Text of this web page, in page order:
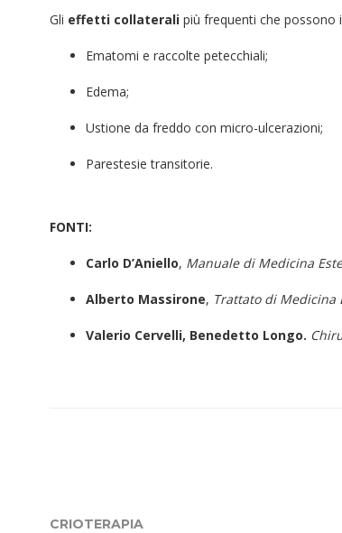
Gli effetti collaterali più frequenti che possono
Ematomi e raccolte petecchiali;
Edema;
Ustione da freddo con micro-ulcerazioni;
Parestesie transitorie.
FONTI:
Carlo D’Aniello, Manuale di Medicina
Alberto Massirone, Trattato di Medicina
Valerio Cervelli, Benedetto Longo.
CRIOTERAPIA